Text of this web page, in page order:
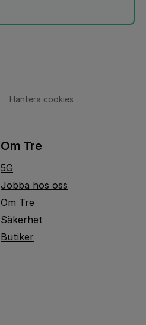
Hantera cookies
Om Tre
5G
Jobba hos oss
Om Tre
Säkerhet
Butiker